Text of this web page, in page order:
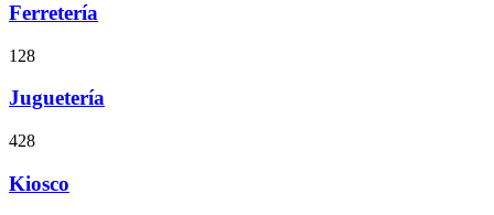
Ferretería
128
Juguetería
428
Kiosco